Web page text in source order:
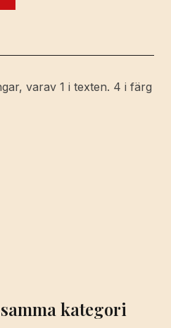
varav 1 i texten. 4 i färg
kategori